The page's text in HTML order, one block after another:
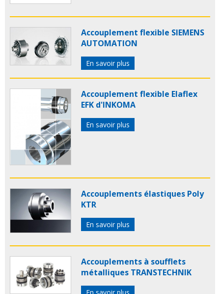
Accouplement flexible SIEMENS
AUTOMATION
En savoir plus
Accouplement flexible Elaflex
EFK d'INKOMA
En savoir plus
Accouplements élastiques Poly
KTR
En savoir plus
Accouplements à soufflets
métalliques TRANSTECHNIK
En savoir plus